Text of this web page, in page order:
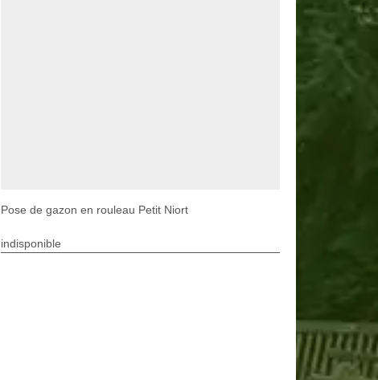
Pose de gazon en rouleau Petit Niort
indisponible